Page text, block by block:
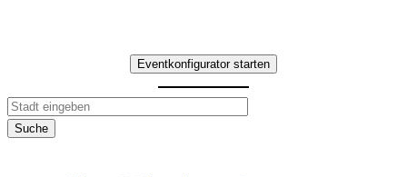
Eventkonfigurator starten
Suche